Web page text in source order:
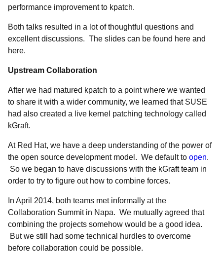
performance improvement to kpatch.
Both talks resulted in a lot of thoughtful questions and
excellent discussions. The slides can be found here and
here.
Upstream Collaboration
After we had matured kpatch to a point where we wanted
to share it with a wider community, we learned that SUSE
had also created a live kernel patching technology called
kGraft.
At Red Hat, we have a deep understanding of the power of
the open source development model. We default to open.
So we began to have discussions with the kGraft team in
order to try to figure out how to combine forces.
In April 2014, both teams met informally at the
Collaboration Summit in Napa. We mutually agreed that
combining the projects somehow would be a good idea.
But we still had some technical hurdles to overcome
before collaboration could be possible.